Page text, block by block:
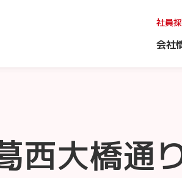
社員
会社
西大橋通